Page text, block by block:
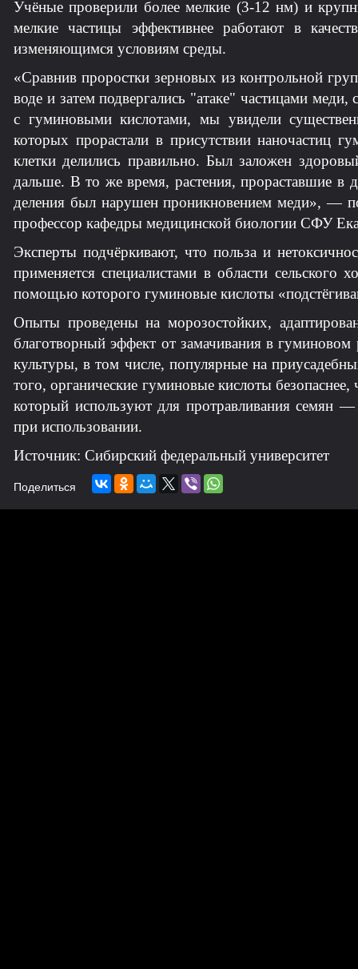
Учёные проверили более мелкие (3-12 нм) и
мелкие частицы эффективнее работают в
изменяющимся условиям среды.
«Сравнив проростки зерновых из контрольной
воде и затем подвергались "атаке" частицами
с гуминовыми кислотами, мы увидели
которых прорастали в присутствии наночастиц
клетки делились правильно. Был заложен
дальше. В то же время, растения, прораставшие в
деления был нарушен проникновением меди», —
профессор кафедры медицинской биологии СФУ
Эксперты подчёркивают, что польза и
применяется специалистами в области сельского
помощью которого гуминовые кислоты
Опыты проведены на морозостойких,
благотворный эффект от замачивания в гуминовом
культуры, в том числе, популярные на
того, органические гуминовые кислоты
который используют для протравливания семян
при использовании.
Источник: Сибирский федеральный университет
Поделиться